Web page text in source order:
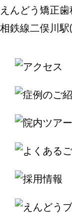
えんどう矯正
相鉄線二俣川駅